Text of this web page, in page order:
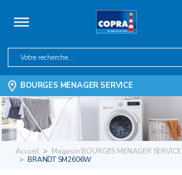
BOURGES MENAGER SERVICE
Accueil Magasin BOURGES MENAGER SERVICE
BRANDT SM2606W